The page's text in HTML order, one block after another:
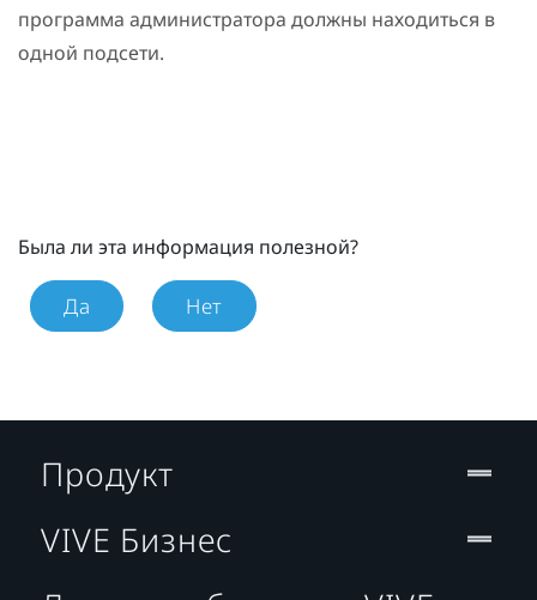
программа администратора должны находиться в
одной подсети.
Была ли эта информация полезной?
Да Нет
Продукт
VIVE Бизнес